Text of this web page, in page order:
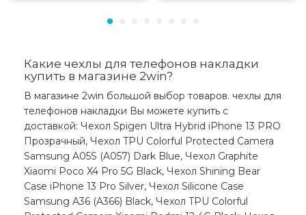
Какие чехлы для телефонов накладки
купить в магазине 2win?
В магазине 2win большой выбор товаров. чехлы для
телефонов накладки Вы можете купить с
доставкой: Чехол Spigen Ultra Hybrid iPhone 13 PRO
Прозрачный, Чехол TPU Colorful Protected Camera
Samsung A05S (A057) Dark Blue, Чехол Graphite
Xiaomi Poco X4 Pro 5G Black, Чехол Shining Bear
Case iPhone 13 Pro Silver, Чехол Silicone Case
Samsung A36 (A366) Black, Чехол TPU Colorful